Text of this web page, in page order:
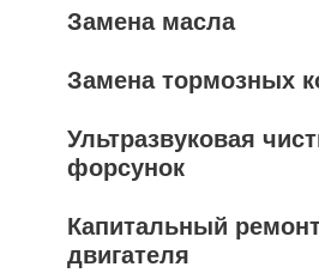
Замена масла
Замена тормозных
Ультразвуковая
форсунок
Капитальный
двигателя